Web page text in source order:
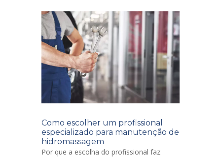
Como escolher um profissional
especializado para manutenção de
hidromassagem
Por que a escolha do profissional faz